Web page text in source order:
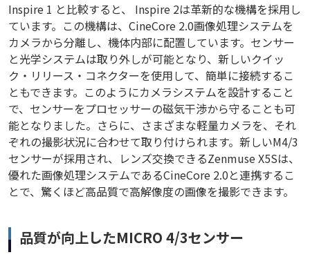
Inspire 1 と比較すると、 Inspire 2は革新的な機構を採用し
ています。この機構は、CineCore 2.0画像処理システムを
カメラから分離し、機体内部に配置しています。センサー
と光学システムは取り外しが可能となり、新しいクイッ
ク・リリース・コネクターを使用して、簡単に接続するこ
ともできます。このようにカメラシステムを設計すること
で、センサーをプロセッサーの磁気干渉から守ることも可
能となりました。さらに、さまざまな軽量カメラを、それ
ぞれの撮影状況に合わせて取り付けられます。新しいM4/3
センサーが採用され、レンズ交換できるZenmuse X5Sは、
優れた画像処理システムであるCineCore 2.0と連携するこ
とで、驚くほど高品質で高解像度の画像を撮影できます。
品質が向上したMICRO 4/3センサー